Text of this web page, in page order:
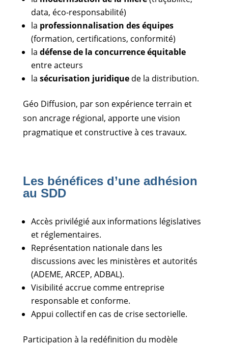
data, éco-responsabilité)
la professionnalisation des équipes
(formation, certifications, conformité)
la défense de la concurrence équitable
entre acteurs
la sécurisation juridiquede la distribution.
Géo Diffusion, par son expérience terrain et
son ancrage régional, apporte une vision
pragmatique et constructive à ces travaux.
Les bénéfices d’une adhésion
au SDD
Accès privilégié aux informations législatives
et réglementaires.
Représentation nationale dans les
discussions avec les ministères et autorités
(ADEME, ARCEP, ADBAL).
Visibilité accrue comme entreprise
responsable et conforme.
Appui collectif en cas de crise sectorielle.
Participation à la redéfinition du modèle